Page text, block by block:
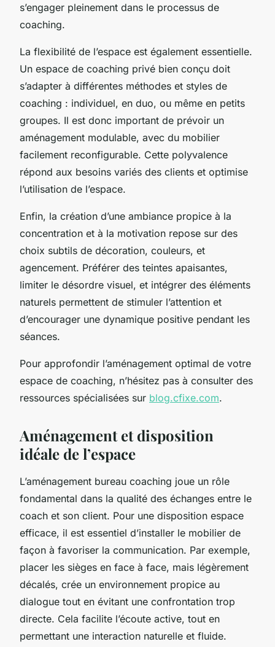
s’engager pleinement dans le processus de
coaching.
La flexibilité de l’espace est également essentielle.
Un espace de coaching privé bien conçu doit
s’adapter à différentes méthodes et styles de
coaching : individuel, en duo, ou même en petits
groupes. Il est donc important de prévoir un
aménagement modulable, avec du mobilier
facilement reconfigurable. Cette polyvalence
répond aux besoins variés des clients et optimise
l’utilisation de l’espace.
Enfin, la création d’une ambiance propice à la
concentration et à la motivation repose sur des
choix subtils de décoration, couleurs, et
agencement. Préférer des teintes apaisantes,
limiter le désordre visuel, et intégrer des éléments
naturels permettent de stimuler l’attention et
d’encourager une dynamique positive pendant les
séances.
Pour approfondir l’aménagement optimal de votre
espace de coaching, n’hésitez pas à consulter des
ressources spécialisées sur blog.cfixe.com.
Aménagement et disposition
idéale de l’espace
L’aménagement bureau coaching joue un rôle
fondamental dans la qualité des échanges entre le
coach et son client. Pour une disposition espace
efficace, il est essentiel d’installer le mobilier de
façon à favoriser la communication. Par exemple,
placer les sièges en face à face, mais légèrement
décalés, crée un environnement propice au
dialogue tout en évitant une confrontation trop
directe. Cela facilite l’écoute active, tout en
permettant une interaction naturelle et fluide.